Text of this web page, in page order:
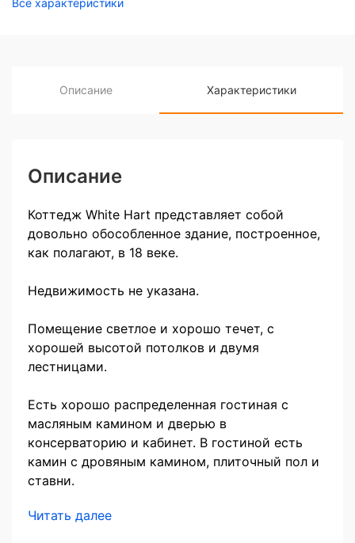
Описание Характеристики
Описание
Коттедж White Hart представляет собой
довольно обособленное здание, построенное,
как полагают, в 18 веке.
Недвижимость не указана.
Помещение светлое и хорошо течет, с
хорошей высотой потолков и двумя
лестницами.
Есть хорошо распределенная гостиная с
масляным камином и дверью в
консерваторию и кабинет. В гостиной есть
камин с дровяным камином, плиточный пол и
ставни.
Читать далее